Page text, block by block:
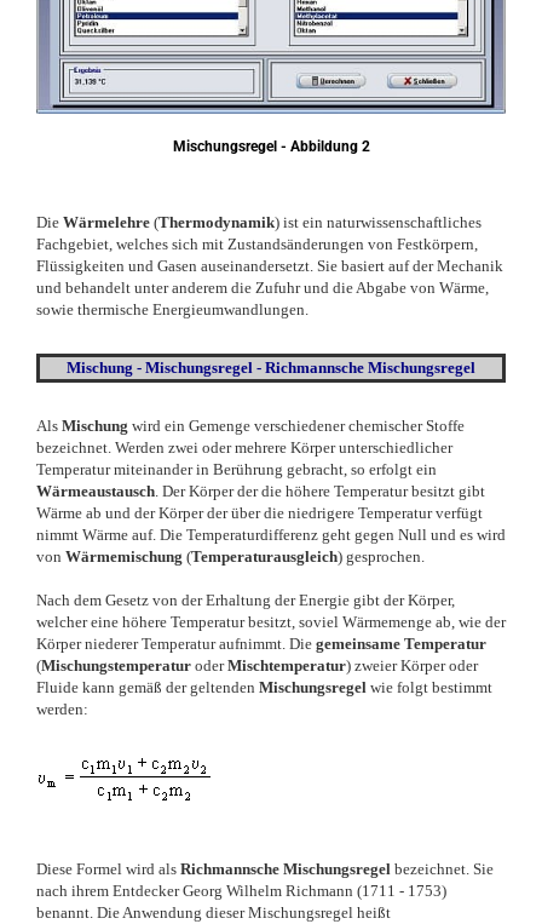
Mischungsregel - Abbildung 2
Die Wärmelehre (Thermodynamik) ist ein naturwissenschaftliches
Fachgebiet, welches sich mit Zustandsänderungen von Festkörpern,
Flüssigkeiten und Gasen auseinandersetzt. Sie basiert auf der Mechanik
und behandelt unter anderem die Zufuhr und die Abgabe von Wärme,
sowie thermische Energieumwandlungen.
Mischung - Mischungsregel - Richmannsche Mischungsregel
Als Mischung wird ein Gemenge verschiedener chemischer Stoffe
bezeichnet. Werden zwei oder mehrere Körper unterschiedlicher
Temperatur miteinander in Berührung gebracht, so erfolgt ein
Wärmeaustausch. Der Körper der die höhere Temperatur besitzt gibt
Wärme ab und der Körper der über die niedrigere Temperatur verfügt
nimmt Wärme auf. Die Temperaturdifferenz geht gegen Null und es wird
von Wärmemischung (Temperaturausgleich) gesprochen.
Nach dem Gesetz von der Erhaltung der Energie gibt der Körper,
welcher eine höhere Temperatur besitzt, soviel Wärmemenge ab, wie der
Körper niederer Temperatur aufnimmt. Die gemeinsame Temperatur
(Mischungstemperatur oderMischtemperatur) zweier Körper oder
Fluide kann gemäß der geltenden Mischungsregel wie folgt bestimmt
werden:
Diese Formel wird als Richmannsche Mischungsregel bezeichnet. Sie
nach ihrem Entdecker Georg Wilhelm Richmann (1711 - 1753)
benannt. Die Anwendung dieser Mischungsregel heißt